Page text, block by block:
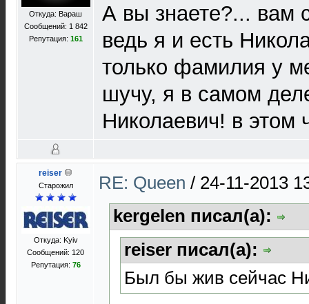
Откуда: Вараш
Сообщений: 1 842
Репутация: 161
А вы знаете?... вам
ведь я и есть
только фамилия у
шучу, я в самом
Николаевич! в этом
reiser
Старожил
Откуда: Kyiv
Сообщений: 120
Репутация: 76
RE: Queen / 24-11-2013
kergelen писал(а):
reiser писал(а):
Был бы жив сейчас